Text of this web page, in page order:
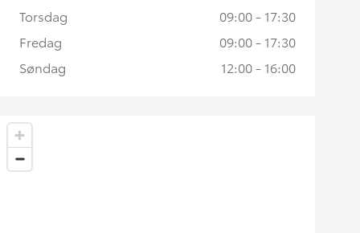
Torsdag
09:00 - 17:30
Fredag
09:00 - 17:30
Søndag
12:00 - 16:00